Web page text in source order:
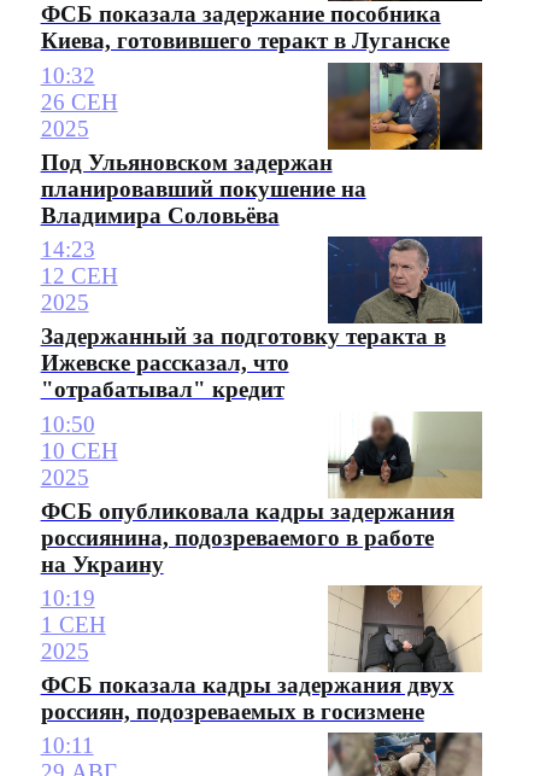
ФСБ показала задержание пособника
Киева, готовившего теракт в Луганске
10:32
26 СЕН
2025
Под Ульяновском задержан
планировавший покушение на
Владимира Соловьёва
14:23
12 СЕН
2025
Задержанный за подготовку теракта в
Ижевске рассказал, что
"отрабатывал" кредит
10:50
10 СЕН
2025
ФСБ опубликовала кадры задержания
россиянина, подозреваемого в работе
на Украину
10:19
1 СЕН
2025
ФСБ показала кадры задержания двух
россиян, подозреваемых в госизмене
10:11